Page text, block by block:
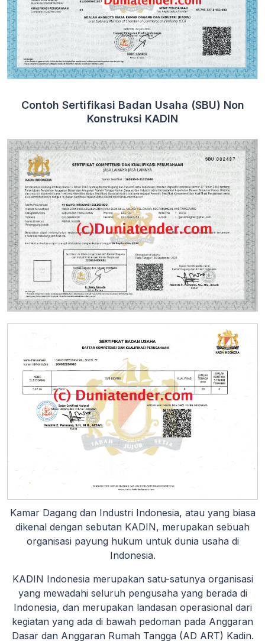
Contoh Sertifikasi Badan Usaha (SBU) Non
Konstruksi KADIN
Kamar Dagang dan Industri Indonesia, atau yang biasa
dikenal dengan sebutan KADIN, merupakan sebuah
organisasi payung hukum untuk dunia usaha di
Indonesia.
KADIN Indonesia merupakan satu-satunya organisasi
yang mewadahi seluruh pengusaha yang berada di
Indonesia, dan merupakan landasan operasional dari
kegiatan yang ada di bawah pedoman pada Anggaran
Dasar dan Anggaran Rumah Tangga (AD ART) Kadin.